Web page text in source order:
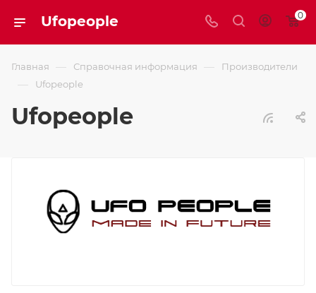
Ufopeople 0
Главная — Справочная информация — Производители
— Ufopeople
Ufopeople